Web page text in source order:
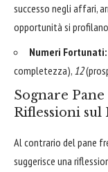
successo negli affari,
opportunità si
Numeri Fortunati:
completezza), 12
Sognare
Riflessioni sul
Al contrario del pane
suggerisce una